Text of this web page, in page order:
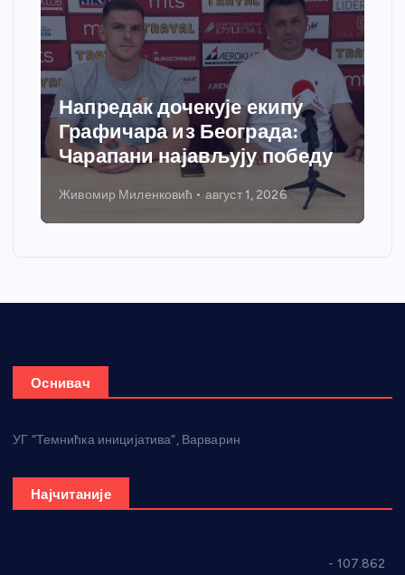
Напредак дочекује екипу
Графичара из Београда:
Чарапани најављују победу
Живомир Миленковић август 1, 2026
Оснивач
УГ “Темнићка иницијатива”, Варварин
Најчитаније
- 107.862